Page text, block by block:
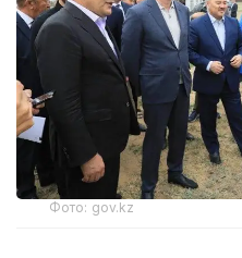
Фото: gov.kz